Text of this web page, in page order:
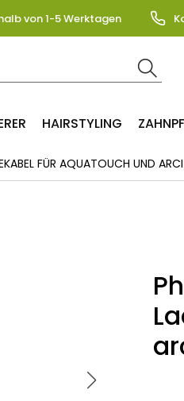
von 1-5 Werktagen
HAIRSTYLING
FÜR AQUATOUCH UND